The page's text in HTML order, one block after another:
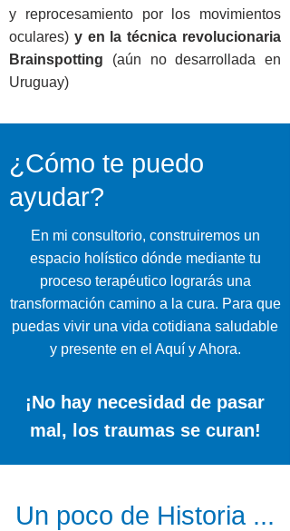
y reprocesamiento por los movimientos
oculares) y en la técnica revolucionaria
Brainspotting (aún no desarrollada en
Uruguay)
¿Cómo te puedo
ayudar?
En mi consultorio, construiremos un
espacio holístico dónde mediante tu
proceso terapéutico lograrás una
transformación camino a la cura. Para que
puedas vivir una vida cotidiana saludable
y presente en el Aquí y Ahora.
¡No hay necesidad de pasar
mal, los traumas se curan!
Un poco de Historia ...